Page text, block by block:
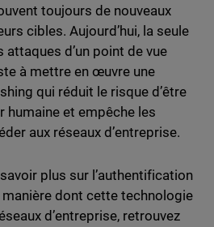
toujours de nouveaux
cibles. Aujourd’hui, la seule
d’un point de vue
à mettre en œuvre une
qui réduit le risque d’être
humaine et empêche les
aux réseaux d’entreprise.
plus sur l’authentification
dont cette technologie
d’entreprise, retrouvez